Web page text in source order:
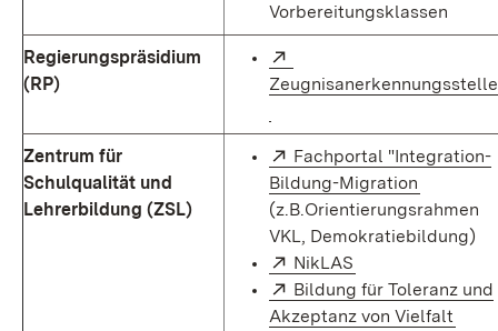
Vorbereitungsklassen
Regierungspräsidium
(RP)
Zeugnisanerkennungsstelle
Zentrum für
Schulqualität und
Lehrerbildung (ZSL)
Extern:
Fachportal "Integration-
Bildung-Migration
(z.B.Orientierungsrahmen
VKL, Demokratiebildung)
Extern:
NikLAS
Extern:
Bildung für Toleranz und
Akzeptanz von Vielfalt